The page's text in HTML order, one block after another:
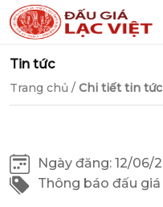
Tin tức
Trang chủ / Chi tiết tin tức
Ngày đăng: 12/06/
Thông báo đấu giá